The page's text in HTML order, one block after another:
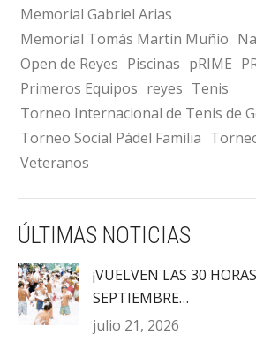
Memorial Gabriel Arias
Memorial Tomás Martín Muñío
Open de Reyes Piscinas pRIME
Primeros Equipos reyes Tenis
Torneo Internacional de Tenis de
Torneo Social Pádel Familia
Veteranos
ÚLTIMAS NOTICIAS
¡VUELVEN LAS 30
SEPTIEMBRE…
julio 21, 2026